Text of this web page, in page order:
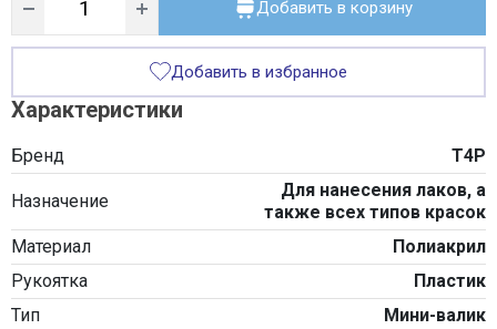
Добавить в корзину
Добавить в избранное
Характеристики
Бренд T4P
Назначение
Для нанесения лаков, а
также всех типов красок
Материал
Полиакрил
Рукоятка
Пластик
Тип
Мини-валик